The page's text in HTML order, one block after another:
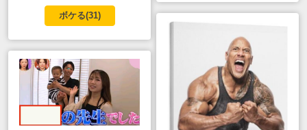
ボケる(31)